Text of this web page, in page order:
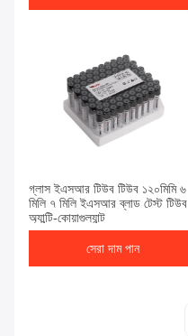
গ্লাস ইএসআর টিউব টিউব ১২০মিমি ৬
মিলি ৭ মিলি ইএসআর ব্লাড টেস্ট টিউব
অ্যান্টি-কোয়াগুল্যান্ট
সেরা দাম পান